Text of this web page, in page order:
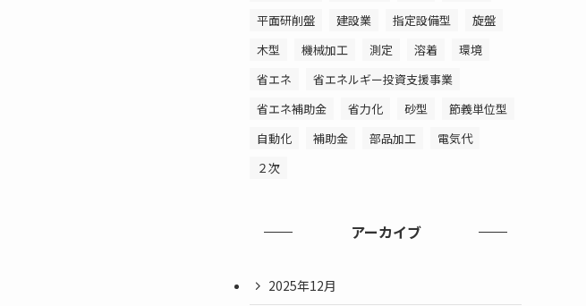
平面研削盤
建設業 指定設備型
旋盤
木型
機械加工 測定 溶着
環境
省エネ
省エネルギー投資支援事業
省エネ補助金
省力化 砂型
節義単位型
自動化
補助金 部品加工
電気代
２次
アーカイブ
2025年12月